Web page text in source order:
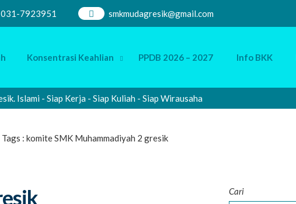
031-7923951 smkmudagresik@gmail.com
Konsentrasi Keahlian PPDB 2026 – 2027 Info BKK
- Siap Kerja - Siap Kuliah - Siap Wirausaha
: komite SMK Muhammadiyah 2 gresik
Cari